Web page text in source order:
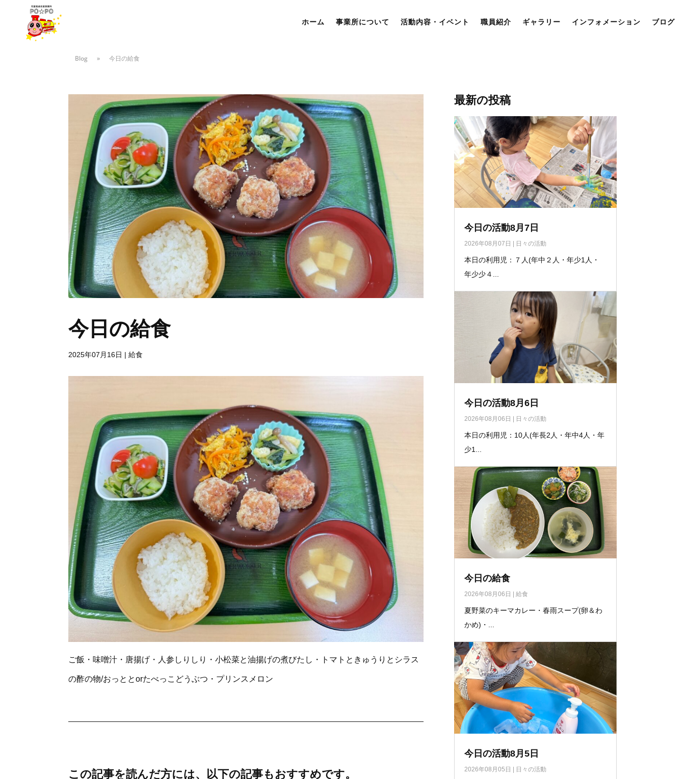
ホーム 事業所について 活動内容・イベント 職員紹介 ギャラリー インフォメーション ブログ
Blog » 今日の給食
今日の給食
2025年07月16日 |給食
ご飯・味噌汁・唐揚げ・人参しりしり・小松菜と油揚げの煮びたし・トマトときゅうりとシラス
の酢の物/おっととorたべっこどうぶつ・プリンスメロン
この記事を読んだ方には、以下の記事もおすすめです。
最新の投稿
今日の活動8月7日
2026年08月07日 日々の活動
本日の利用児：７人(年中２人・年少1人・
年少少４...
今日の活動8月6日
2026年08月06日 日々の活動
本日の利用児：10人(年長2人・年中4人・年
少1...
今日の給食
2026年08月06日 給食
夏野菜のキーマカレー・春雨スープ(卵＆わ
かめ)・...
今日の活動8月5日
2026年08月05日 日々の活動